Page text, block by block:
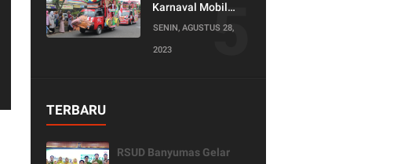
Karnaval Mobil
Hias Tahun 2023
SENIN, AGUSTUS 28,
2023
TERBARU
RSUD Banyumas Gelar